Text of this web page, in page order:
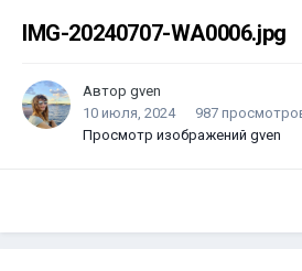
IMG-20240707-WA0006.jpg
Автор gven
10 июля, 2024
987
Просмотр изображений gven